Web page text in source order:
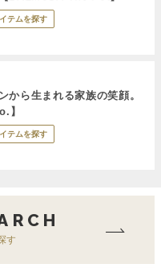
テムを探す
から生まれる家族の笑顔。
】
テムを探す
す